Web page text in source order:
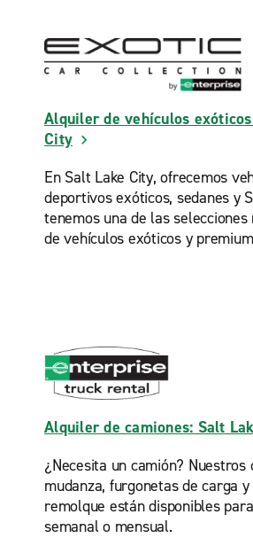
Alquiler de vehículos
City
En Salt Lake City, ofrecemos
deportivos exóticos, sedanes y
tenemos una de las selecciones
de vehículos exóticos y
Alquiler de camiones: Salt
¿Necesita un camión? Nuestros
mudanza, furgonetas de carga
remolque están disponibles
semanal o mensual.